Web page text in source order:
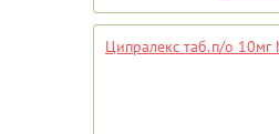
Ципралекс таб.п/о